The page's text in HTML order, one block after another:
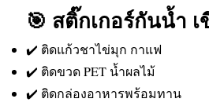
🎯 สติ๊กเกอร์กันน้ำ
✔️ ติดแก้วชาไข่มุก กาแฟ
✔️ ติดขวด PET น้ำผลไม้
✔️ ติดกล่องอาหารพร้อมทาน